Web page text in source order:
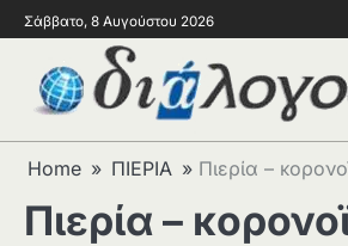
Σάββατο, 8 Αυγούστου 2026
Home ΠΙΕΡΙΑ Πιερία –
Πιερία –